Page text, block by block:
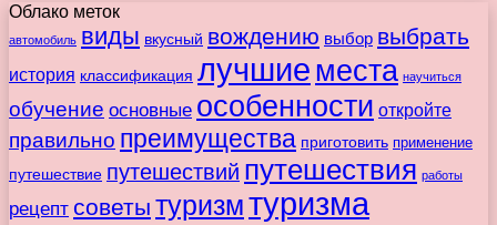
Облако меток
автомобиль виды вкусный вождению выбор выбрать
история классификация лучшиеместа научиться
обучение основные особенности откройте
правильно преимущества приготовить применение
путешествие путешествий путешествия работы
рецепт советы туризмтуризма